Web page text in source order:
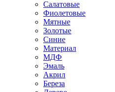
Салатовые
Фиолетовые
Мятные
Золотые
Синие
Материал
МДФ
Эмаль
Акрил
Береза